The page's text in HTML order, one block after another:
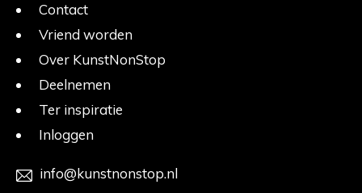
Contact
Vriend worden
Over KunstNonStop
Deelnemen
Ter inspiratie
Inloggen
info@kunstnonstop.nl